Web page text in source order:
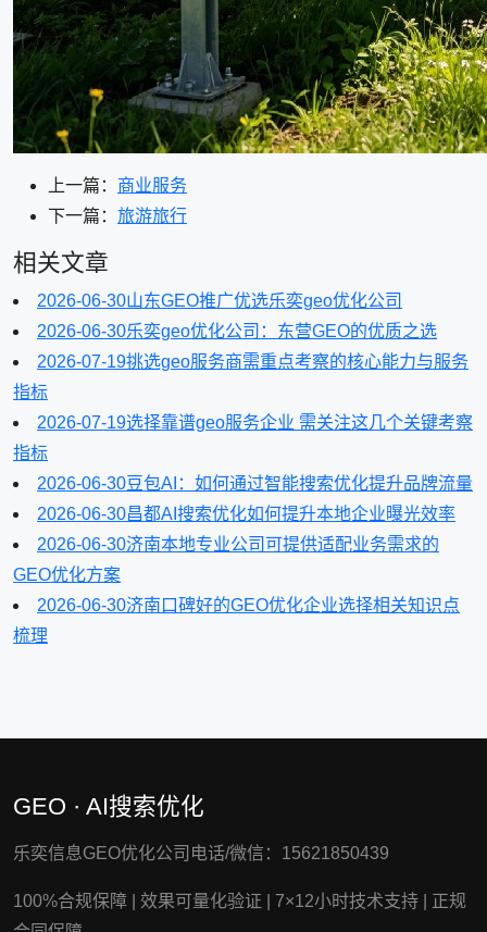
上一篇： 商业服务
下一篇： 旅游旅行
相关文章
2026-06-30山东GEO推广优选乐奕geo优化公司
2026-06-30乐奕geo优化公司：东营GEO的优质之选
2026-07-19挑选geo服务商需重点考察的核心能力与服务
指标
2026-07-19选择靠谱geo服务企业 需关注这几个关键考察
指标
2026-06-30豆包AI：如何通过智能搜索优化提升品牌流量
2026-06-30昌都AI搜索优化如何提升本地企业曝光效率
2026-06-30济南本地专业公司可提供适配业务需求的
GEO优化方案
2026-06-30济南口碑好的GEO优化企业选择相关知识点
梳理
GEO · AI搜索优化
乐奕信息GEO优化公司电话/微信：15621850439
100%合规保障 效果可量化验证 7×12小时技术支持
正规